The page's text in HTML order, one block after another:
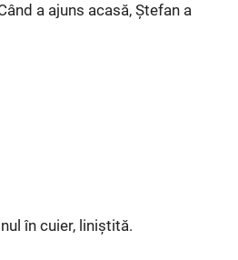
a ajuns acasă, Ștefan a
în cuier, liniștită.